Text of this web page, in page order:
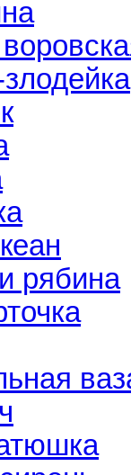
рябина